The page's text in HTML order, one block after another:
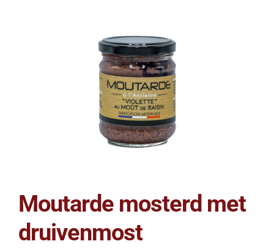
Moutarde mosterd met
druivenmost